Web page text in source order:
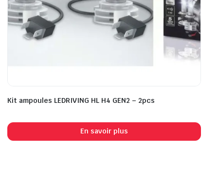
Kit ampoules LEDRIVING HL H4 GEN2 – 2pcs
En savoir plus